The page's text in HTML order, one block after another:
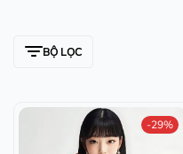
BỘ LỌC
-29%